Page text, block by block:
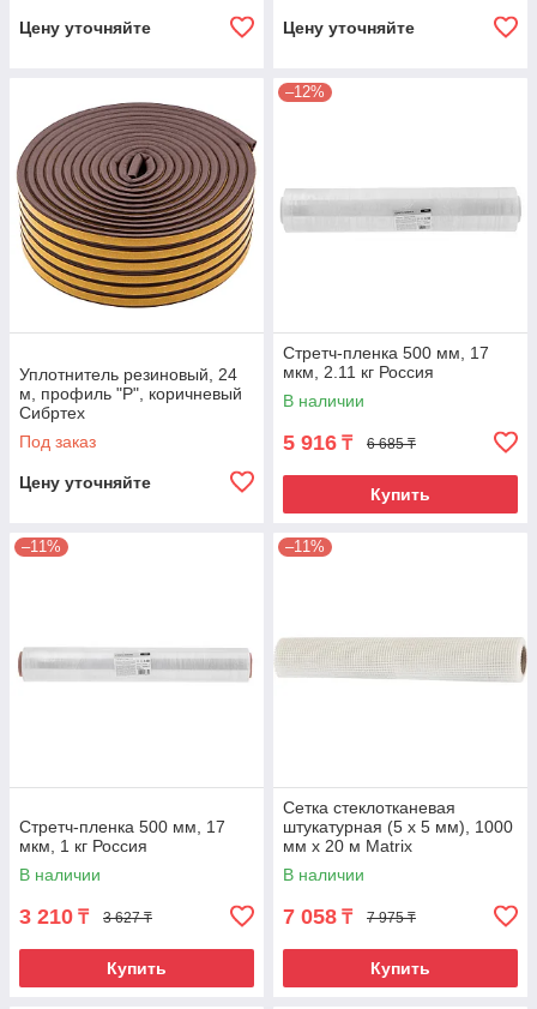
Цену уточняйте Цену уточняйте
Уплотнитель резиновый, 24
м, профиль "P", коричневый
Сибртех
Под заказ
Цену уточняйте
–12%
Стретч-пленка 500 мм, 17
мкм, 2.11 кг Россия
В наличии
5 916 ₸ 6 685 ₸
Купить
–11%
Стретч-пленка 500 мм, 17
мкм, 1 кг Россия
В наличии
3 210 ₸ 3 627 ₸
Купить
–11%
Сетка стеклотканевая
штукатурная (5 х 5 мм), 1000
мм х 20 м Matrix
В наличии
7 058 ₸ 7 975 ₸
Купить